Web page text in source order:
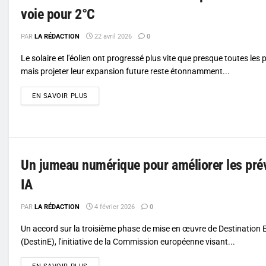
voie pour 2°C
PAR LA RÉDACTION 22 avril 2026 0
Le solaire et l'éolien ont progressé plus vite que presque toutes les
mais projeter leur expansion future reste étonnamment...
EN SAVOIR PLUS
Un jumeau numérique pour améliorer les
IA
PAR LA RÉDACTION 4 février 2026 0
Un accord sur la troisième phase de mise en œuvre de Destination
(DestinE), l'initiative de la Commission européenne visant...